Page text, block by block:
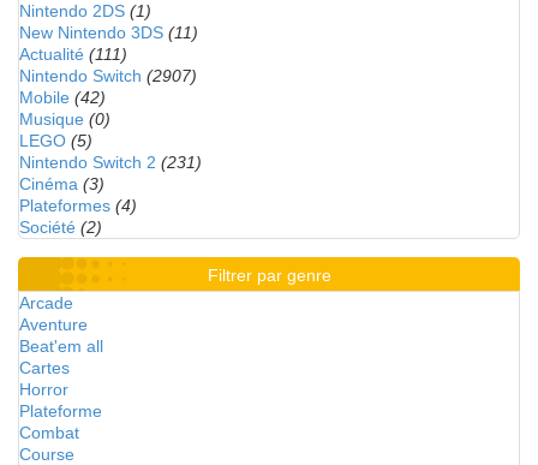
Nintendo 2DS (1)
New Nintendo 3DS (11)
Actualité (111)
Nintendo Switch (2907)
Mobile (42)
Musique (0)
LEGO (5)
Nintendo Switch 2 (231)
Cinéma (3)
Plateformes (4)
Société (2)
Filtrer par genre
Arcade
Aventure
Beat'em all
Cartes
Horror
Plateforme
Combat
Course